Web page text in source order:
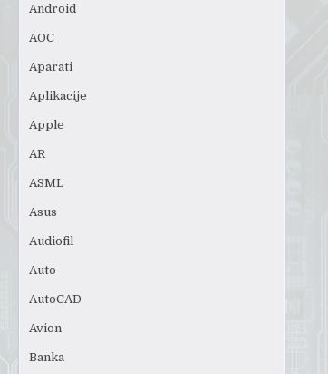
Android
AOC
Aparati
Aplikacije
Apple
AR
ASML
Asus
Audiofil
Auto
AutoCAD
Avion
Banka